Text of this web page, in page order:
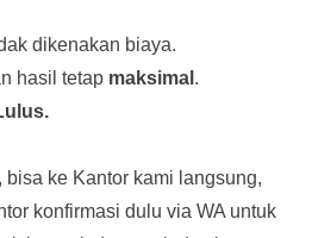
dikenakan biaya.
hasil tetap maksimal .
bisa ke Kantor kami langsung,
konfirmasi dulu via WA untuk